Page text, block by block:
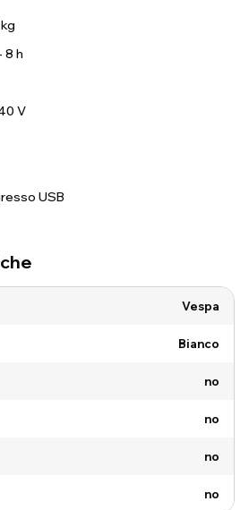
8 h
V
USB
Vespa
Bianco
no
no
no
no